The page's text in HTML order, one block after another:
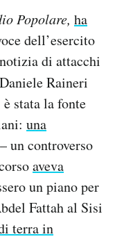
Popolare, ha
dell’esercito
di attacchi
Daniele Raineri
stata la fonte
una
– un controverso
aveva
un piano per
Fattah al Sisi
terra in